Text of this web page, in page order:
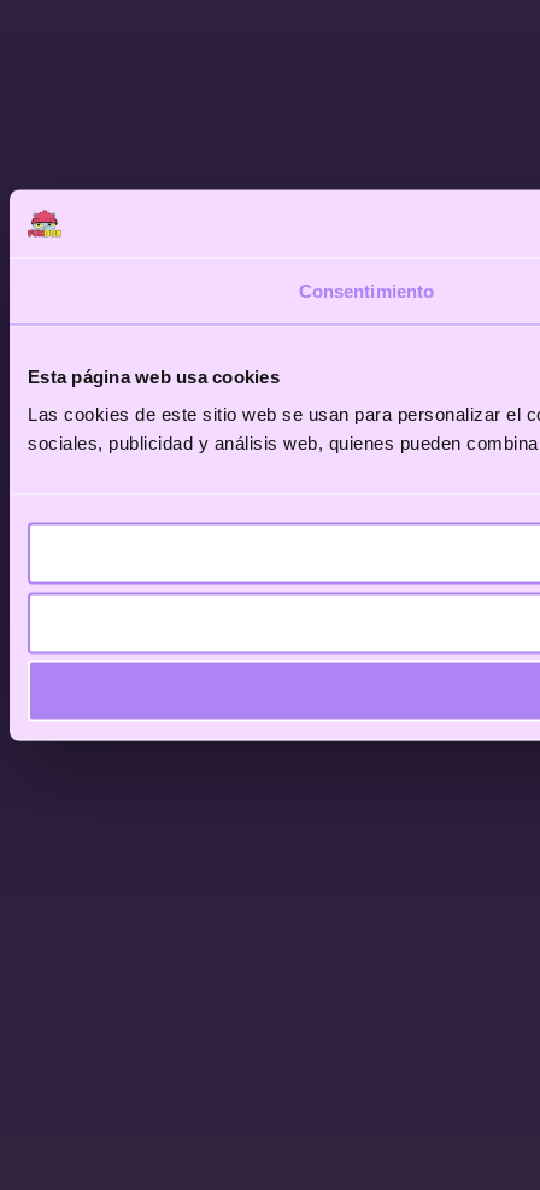
Consentimiento
Esta página web usa cookies
Las cookies de este sitio web se usan para personalizar el
sociales, publicidad y análisis web, quienes pueden